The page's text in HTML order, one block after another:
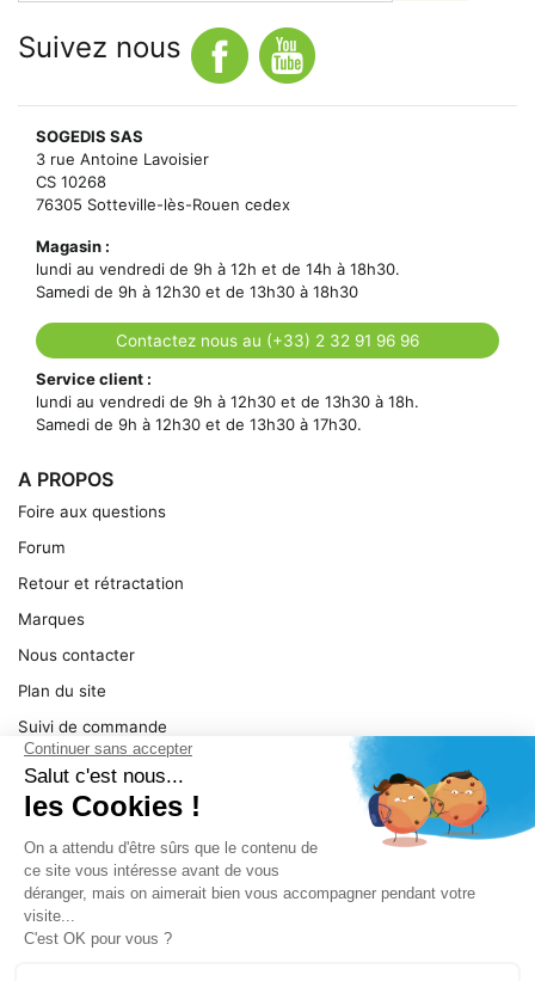
Suivez nous
SOGEDIS SAS
3 rue Antoine Lavoisier
CS 10268
76305 Sotteville-lès-Rouen cedex
Magasin :
lundi au vendredi de 9h à 12h et de 14h à 18h30.
Samedi de 9h à 12h30 et de 13h30 à 18h30
Contactez nous au (+33) 2 32 91 96 96
Service client :
lundi au vendredi de 9h à 12h30 et de 13h30 à 18h.
Samedi de 9h à 12h30 et de 13h30 à 17h30.
A PROPOS
Foire aux questions
Forum
Retour et rétractation
Marques
Nous contacter
Plan du site
Suivi de commande
Ma facture
Mentions légales
SERVICE
Pièces détachées
Catégories de produit